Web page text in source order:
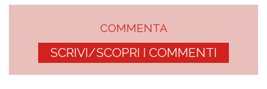
COMMENTA
SCRIVI/SCOPRI I COMMENTI